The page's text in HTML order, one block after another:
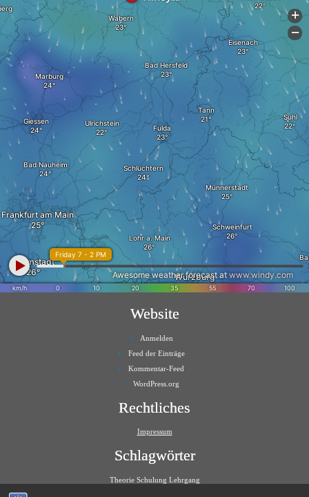
Website
Anmelden
Feed der Einträge
Kommentar-Feed
WordPress.org
Rechtliches
Impressum
Schlagwörter
Theorie Schulung Lehrgang